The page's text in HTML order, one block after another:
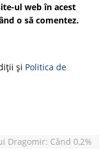
ul web în acest
o să comentez.
și Politica de